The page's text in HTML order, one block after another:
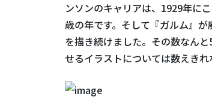
ンソンのキャリアは、1929年に
歳の年です。そして『ガルム』
を描き続けました。その数なん
せるイラストについては数えきれ